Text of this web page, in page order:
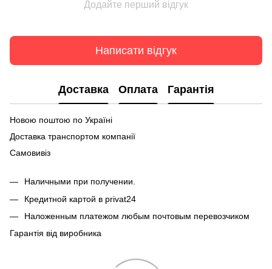
Додайте перший відгук
Написати відгук
Доставка Оплата Гарантія
Новою поштою по Україні
Доставка транспортом компанії
Самовивіз
Наличными при получении.
Кредитной картой в privat24
Наложенным платежом любым почтовым перевозчиком
Гарантія від виробника